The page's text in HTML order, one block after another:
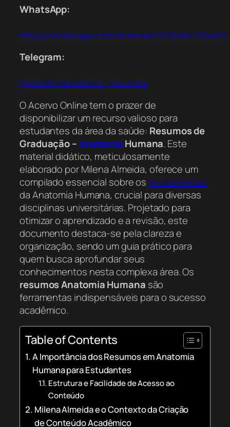
WhatsApp:
https://whatsapp.com/channel/
Telegram:
https://t.me/odonto_resumos
O Acervo Online tem o prazer de
disponibilizar um recurso valioso para
estudantes da área da saúde: Resumos de
Graduação –Anatomia Humana. Este
material didático, meticulosamente
elaborado por Milena Almeida, oferece um
compilado essencial sobre osfundamentos
da Anatomia Humana, crucial para diversas
disciplinas universitárias. Projetado para
otimizar o aprendizado e a revisão, este
documento destaca-se pela clareza e
organização, sendo um guia prático para
quem busca aprofundar seus
conhecimentos nesta complexa área. Os
resumos Anatomia Humana são
ferramentas indispensáveis para o sucesso
acadêmico.
Table of Contents
A Importância dos Resumos em Anatomia
Humana para Estudantes
Estrutura e Facilidade de Acesso ao
Conteúdo
Milena Almeida e o Contexto da Criação
de Conteúdo Acadêmico